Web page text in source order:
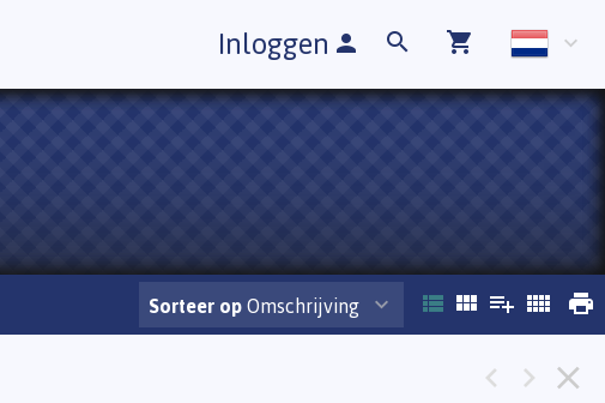
Inloggen
Sorteer op Omschrijving